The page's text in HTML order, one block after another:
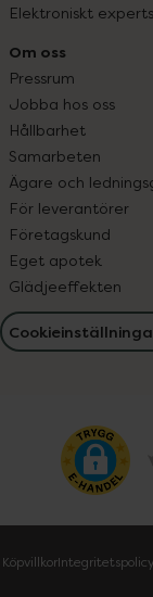
Elektroniskt
Om oss
Pressrum
Jobba hos oss
Hållbarhet
Samarbeten
Ägare och
För leverantörer
Företagskund
Eget apotek
Glädjeeffekten
KöpvillkorIntegritetspolicy